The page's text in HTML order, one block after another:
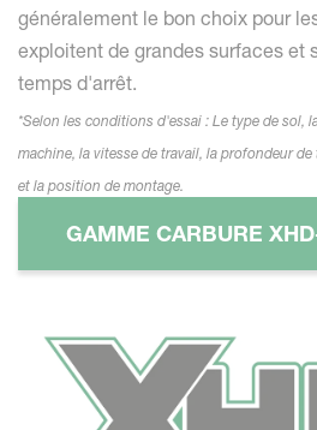
généralement le bon choix pour
exploitent de grandes surfaces et
temps d'arrêt.
*Selon les conditions d'essai : Le type de sol,
machine, la vitesse de travail, la profondeur
et la position de montage.
GAMME CARBURE